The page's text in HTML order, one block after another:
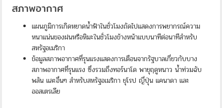
สภาพอากาศ
แผนภูมิการเกิดหยาดน้ำฟ้าในชั่วโมงถัดไปแสดงการพยากรณ์ความ
หนาแน่นของฝนหรือหิมะในชั่วโมงข้างหน้าแบบนาทีต่อนาทีสำหรับ
สหรัฐอเมริกา
ข้อมูลสภาพอากาศที่รุนแรงแสดงการเตือนจากรัฐบาลเกี่ยวกับบาง
สภาพอากาศที่รุนแรง ซึ่งรวมถึงทอร์นาโด พายุฤดูหนาว น้ำท่วมฉับ
พลัน และอื่นๆ สำหรับสหรัฐอเมริกา ยุโรป ญี่ปุ่น แคนาดา และ
ออสเตรเลีย